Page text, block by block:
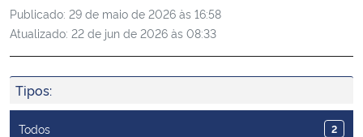
Ministério da Cidadania
Ministério da Saúde
Publicado: 29 de maio de 2026 às 16:58
Atualizado: 22 de jun de 2026 às 08:33
Tipos:
Todos 2